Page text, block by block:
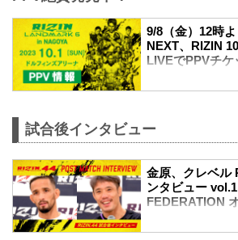
圭功
RIZIN MMAルール
（L...
youtu.be
For Japan
in NAGOYA大会概
2023年10月1日（
20:00〜21:00頃
予定時間が前後す
ご了承ください。
会場
ドルフィンズアリ
名古屋市営地下鉄
9/8（金）12時
NEXT、RIZIN
LIVEでPPVチケ
RIZIN
PPV配信情報 -
9月24日（日）さ
にて開催される
時よりABEMA、
CLUB、RIZIN
会場に来れない方
スで、RIZIN
を全試合リアルタ
試合後インタビュー
金原、クレベル
ンタビュー
FEDERATION
9月24日（日）に